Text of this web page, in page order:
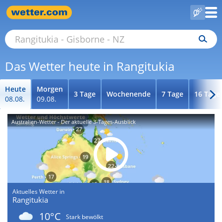
Das Wetter heute in Rangitukia
Heute
08.08.
Morgen
09.08.
3 Tage Wochenende 7 Tage 16 Tage
Australien-Wetter - Der aktuelle 3-Tages-Ausblick
Aktuelles Wetter in
Rangitukia
10°C
Stark bewölkt